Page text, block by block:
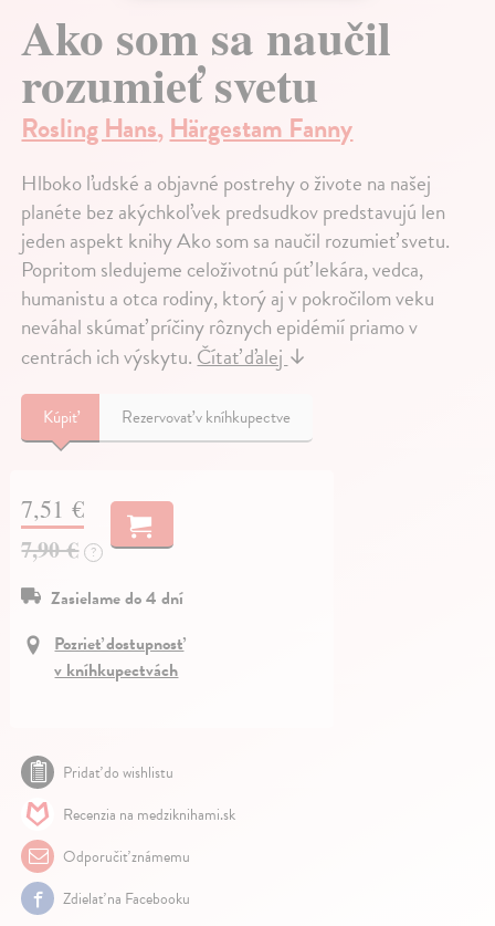
Ako som sa naučil
rozumieť svetu
Rosling Hans,Härgestam Fanny
Hlboko ľudské a objavné postrehy o živote na našej
planéte bez akýchkoľvek predsudkov predstavujú len
jeden aspekt knihy Ako som sa naučil rozumieť svetu.
Popritom sledujeme celoživotnú púť lekára, vedca,
humanistu a otca rodiny, ktorý aj v pokročilom veku
neváhal skúmať príčiny rôznych epidémií priamo v
centrách ich výskytu. Čítať ďalej ↓
Kúpiť Rezervovať v kníhkupectve
7,51 €
7,90 € ?
Zasielame do 4 dní
Pozrieť dostupnosť
v kníhkupectvách
Pridať do wishlistu
Recenzia na medziknihami.sk
Odporučiť známemu
Zdielať na Facebooku